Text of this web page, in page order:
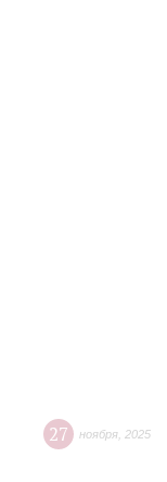
27 ноября 2025